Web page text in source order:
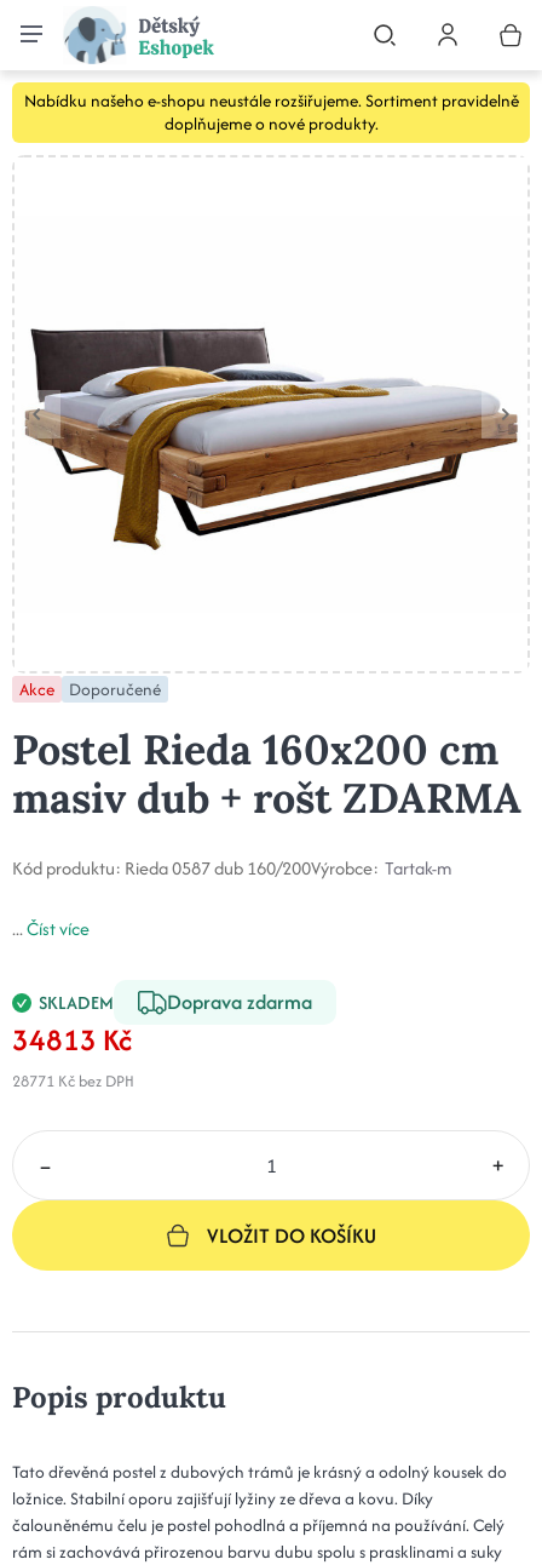
Nabídku našeho e-shopu neustále rozšiřujeme. Sortiment pravidelně
doplňujeme o nové produkty.
Akce Doporučené
Postel Rieda 160x200 cm
masiv dub + rošt ZDARMA
Kód produktu: Rieda 0587 dub 160/200Výrobce: Tartak-m
...Číst více
SKLADEM Doprava zdarma
34813 Kč
28771 Kč bez DPH
– +
VLOŽIT DO KOŠÍKU
Popis produktu
Tato dřevěná postel z dubových trámů je krásný a odolný kousek do
ložnice. Stabilní oporu zajišťují lyžiny ze dřeva a kovu. Díky
čalouněnému čelu je postel pohodlná a příjemná na používání. Celý
rám si zachovává přirozenou barvu dubu spolu s prasklinami a suky